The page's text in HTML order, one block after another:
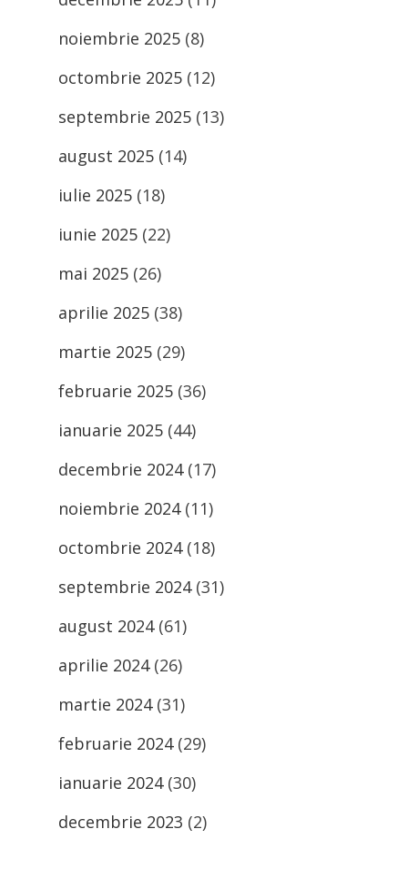
noiembrie 2025 (8)
octombrie 2025 (12)
septembrie 2025 (13)
august 2025 (14)
iulie 2025 (18)
iunie 2025 (22)
mai 2025 (26)
aprilie 2025 (38)
martie 2025 (29)
februarie 2025 (36)
ianuarie 2025 (44)
decembrie 2024(17)
noiembrie 2024(11)
octombrie 2024(18)
septembrie 2024(31)
august 2024(61)
aprilie 2024(26)
martie 2024(31)
februarie 2024(29)
ianuarie 2024(30)
decembrie 2023 (2)